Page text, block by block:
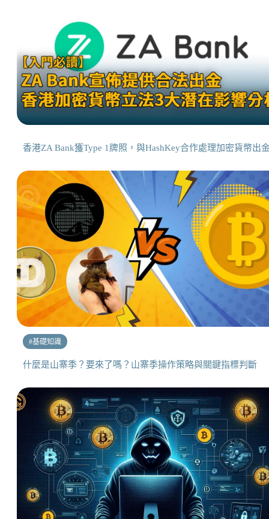
香港ZA Bank獲Type 1牌照，與HashKey合作處理加密貨幣出
#基礎知識
什麼是山寨季？要來了嗎？山寨季操作策略與關鍵指標判斷